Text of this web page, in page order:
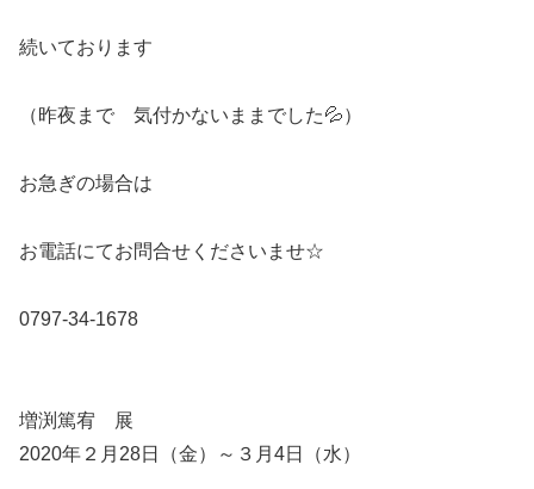
続いております
（昨夜まで 気付かないままでした💦）
お急ぎの場合は
お電話にてお問合せくださいませ☆
0797-34-1678
増渕篤宥 展
2020年２月28日（金）～３月4日（水）